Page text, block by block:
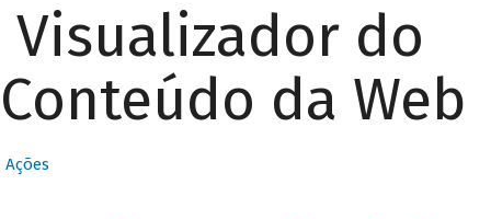
Visualizador do
Conteúdo da Web
Ações